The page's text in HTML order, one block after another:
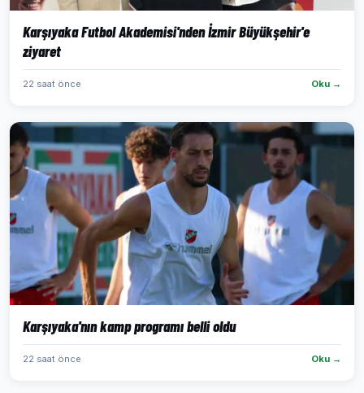
Karşıyaka Futbol Akademisi'nden İzmir Büyükşehir'e
ziyaret
22 saat önce Oku →
Karşıyaka'nın kamp programı belli oldu
22 saat önce Oku →